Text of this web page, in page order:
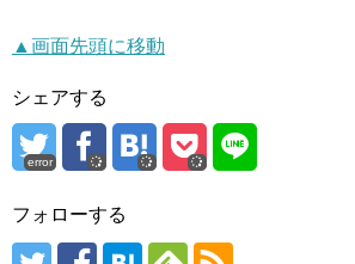
▲画面先頭に移動
シェアする
error
フォローする